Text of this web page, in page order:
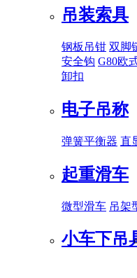
吊装索具
钢板吊钳 双脚
安全钩 G80欧
卸扣
电子吊称
弹簧平衡器 直
起重滑车
微型滑车 吊架
小车下吊